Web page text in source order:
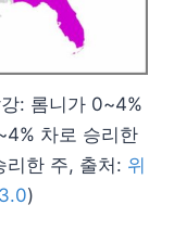
: 롬니가 0~4%
차로 승리한
리한 주, 출처: 위
)